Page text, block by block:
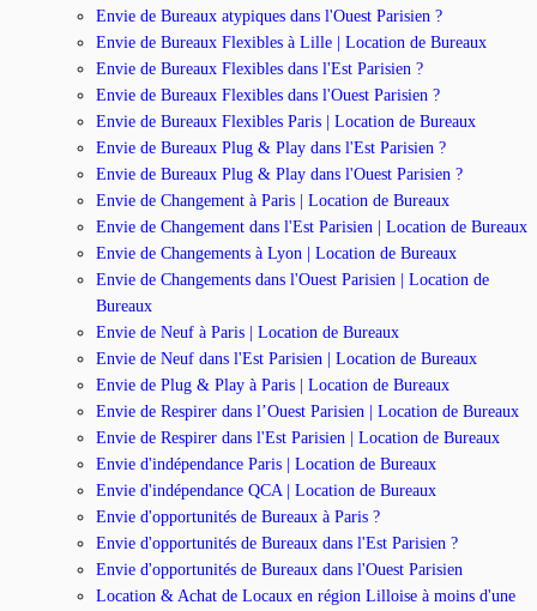
Envie de Bureaux atypiques dans l'Ouest Parisien ?
Envie de Bureaux Flexibles à Lille | Location de Bureaux
Envie de Bureaux Flexibles dans l'Est Parisien ?
Envie de Bureaux Flexibles dans l'Ouest Parisien ?
Envie de Bureaux Flexibles Paris | Location de Bureaux
Envie de Bureaux Plug & Play dans l'Est Parisien ?
Envie de Bureaux Plug & Play dans l'Ouest Parisien ?
Envie de Changement à Paris | Location de Bureaux
Envie de Changement dans l'Est Parisien | Location de Bureaux
Envie de Changements à Lyon | Location de Bureaux
Envie de Changements dans l'Ouest Parisien | Location de
Bureaux
Envie de Neuf à Paris | Location de Bureaux
Envie de Neuf dans l'Est Parisien | Location de Bureaux
Envie de Plug & Play à Paris | Location de Bureaux
Envie de Respirer dans l’Ouest Parisien | Location de Bureaux
Envie de Respirer dans l'Est Parisien | Location de Bureaux
Envie d'indépendance Paris | Location de Bureaux
Envie d'indépendance QCA | Location de Bureaux
Envie d'opportunités de Bureaux à Paris ?
Envie d'opportunités de Bureaux dans l'Est Parisien ?
Envie d'opportunités de Bureaux dans l'Ouest Parisien
Location & Achat de Locaux en région Lilloise à moins d'une